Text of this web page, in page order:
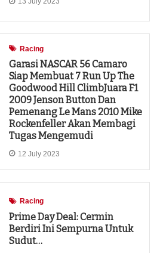
Racing
Garasi NASCAR 56 Camaro
Siap Membuat 7 Run Up The
Goodwood Hill ClimbJuara F1
2009 Jenson Button Dan
Pemenang Le Mans 2010 Mike
Rockenfeller Akan Membagi
Tugas Mengemudi
12 July 2023
Racing
Prime Day Deal: Cermin
Berdiri Ini Sempurna Untuk
Sudut…